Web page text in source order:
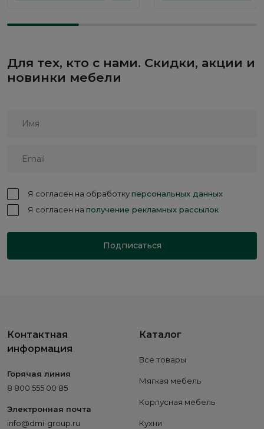
Для тех, кто с нами. Скидки, акции и
новинки мебели
Я согласен на обработкуперсональных данных
Я согласен на получение рекламных рассылок
Подписаться
Контактная
информация
Горячая линия
8 800 555 00 85
Электронная почта
info@dmi-group.ru
Каталог
Все товары
Мягкая мебель
Корпусная мебель
Кухни